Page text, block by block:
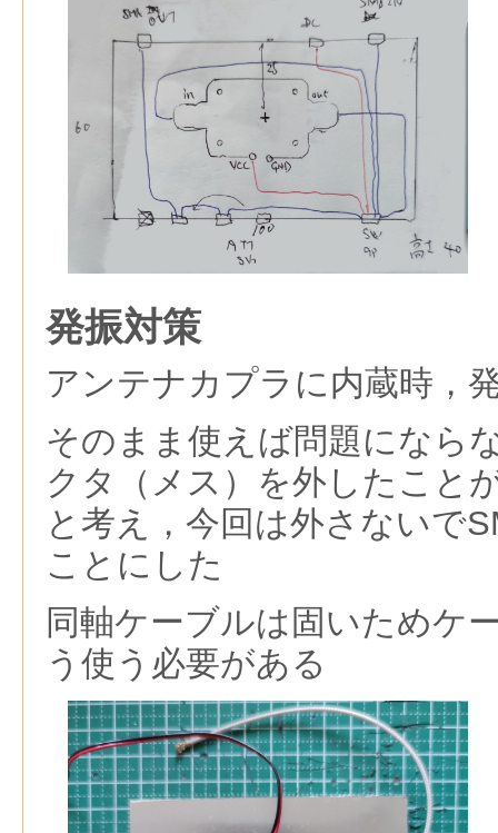
発振対策
アンテナカプラに内蔵時，
そのまま使えば問題になら
クタ（メス）を外したこと
と考え，今回は外さないで
ことにした
同軸ケーブルは固いためケ
う使う必要がある